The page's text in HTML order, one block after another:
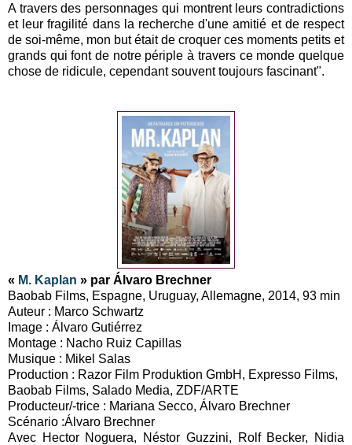
A travers des personnages qui montrent leurs contradictions
et leur fragilité dans la recherche d'une amitié et de respect
de soi-même, mon but était de croquer ces moments petits et
grands qui font de notre périple à travers ce monde quelque
chose de ridicule, cependant souvent toujours fascinant".
« M. Kaplan » par Álvaro Brechner
Baobab Films, Espagne, Uruguay, Allemagne, 2014, 93 min
Auteur : Marco Schwartz
Image : Álvaro Gutiérrez
Montage : Nacho Ruiz Capillas
Musique : Mikel Salas
Production : Razor Film Produktion GmbH, Expresso Films,
Baobab Films, Salado Media, ZDF/ARTE
Producteur/-trice : Mariana Secco, Álvaro Brechner
Scénario :Álvaro Brechner
Avec Hector Noguera, Néstor Guzzini, Rolf Becker, Nidia